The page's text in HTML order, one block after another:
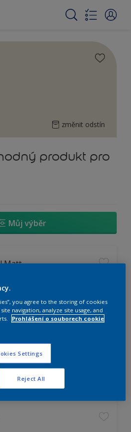
změnit odstín
produkt pro
Můj výběr
Matt
Omyvatelný
Vysoká otěruodolnost
Extrémní vydatnost
you agree to the storing of cookies
navigation, analyze site usage, and
Prohlášení o souborech cookie
Settings
Reject All